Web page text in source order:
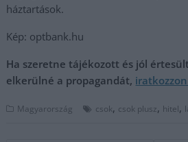
háztartások.
Kép: optbank.hu
Ha szeretne tájékozott és jól
elkerülné a propagandát,
Magyarország csok, csok plusz, hitel,